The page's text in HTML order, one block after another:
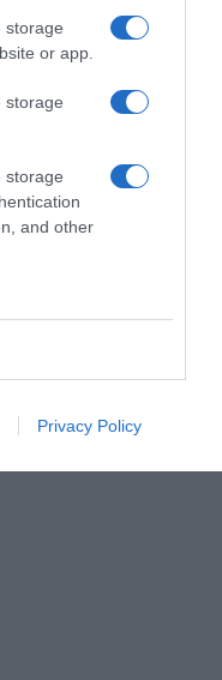
storage
or app.
storage
storage
and other
Privacy Policy
?